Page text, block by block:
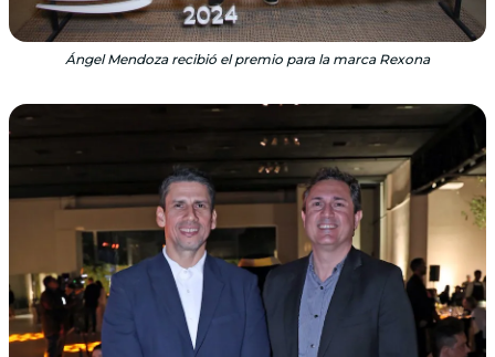
Ángel Mendoza recibió el premio para la marca Rexona